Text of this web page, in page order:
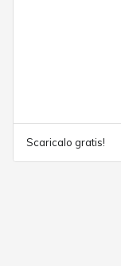
Scaricalo gratis!